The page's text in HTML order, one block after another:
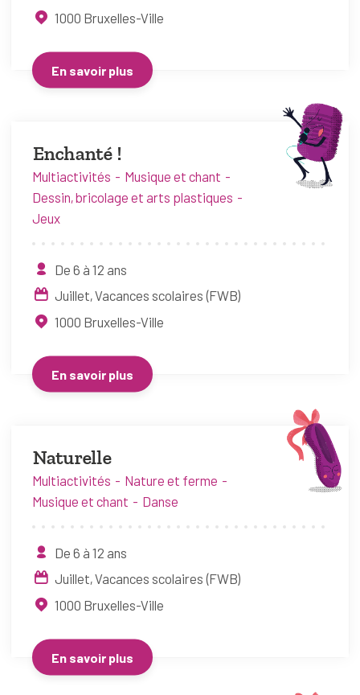
1000 Bruxelles-Ville
En savoir plus
Enchanté !
Multiactivités
Musique et chant
Dessin, bricolage et arts plastiques
Jeux
De 6 à 12 ans
Juillet Vacances scolaires (FWB)
1000 Bruxelles-Ville
En savoir plus
Naturelle
Multiactivités
Nature et ferme
Musique et chant
Danse
De 6 à 12 ans
Juillet Vacances scolaires (FWB)
1000 Bruxelles-Ville
En savoir plus